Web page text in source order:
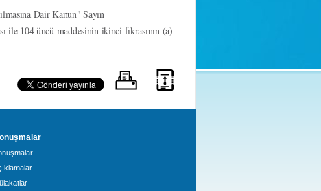
Dair Kanun" Sayın
ile 104 üncü maddesinin ikinci fıkrasının (a)